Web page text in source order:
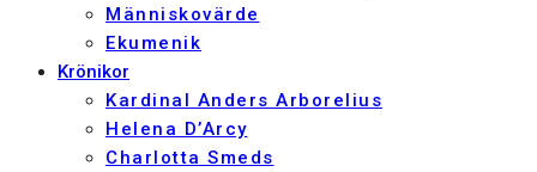
Människovärde
Ekumenik
Krönikor
Kardinal Anders Arborelius
Helena D’Arcy
Charlotta Smeds